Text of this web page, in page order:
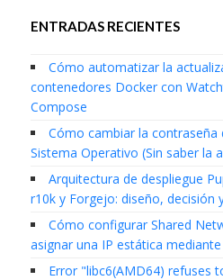
ENTRADAS RECIENTES
Cómo automatizar la
contenedores Docker con
Compose
Cómo cambiar la contraseña
Sistema Operativo (Sin saber la
Arquitectura de despliegue
r10k y Forgejo: diseño, decisión
Cómo configurar Shared
asignar una IP estática mediante
Error "libc6(AMD64) refuses